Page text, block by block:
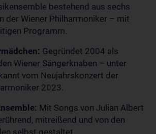
bestehend aus sechs
der Wiener Philharmoniker – mit
Programm.
Gegründet 2004 als
Wiener Sängerknaben – unter
vom Neujahrskonzert der
2023.
Mit Songs von Julian Albert
mitreißend und von den
selbst gestaltet.